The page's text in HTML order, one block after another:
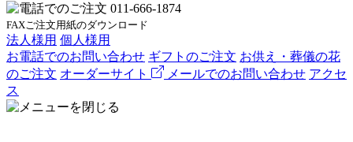
FAXご注文用紙のダウンロード
法人様用 個人様用
お電話でのお問い合わせ ギフトのご注文 お供え・葬儀の花
のご注文 オーダーサイト メールでのお問い合わせ アクセ
ス